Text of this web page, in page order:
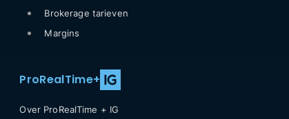
Brokerage tarieven
Margins
ProRealTime+
Over ProRealTime + IG